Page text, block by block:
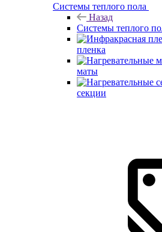
Системы теплого пола
Назад
Системы теплого
пленка
маты
секции